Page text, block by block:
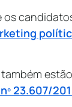
os
23.607/